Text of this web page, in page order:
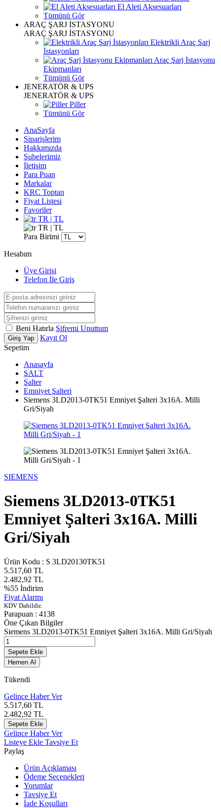
El Aleti Aksesuarları
Tümünü Gör
ARAÇ ŞARJ İSTASYONU
ARAÇ ŞARJ İSTASYONU
Elektrikli Araç Şarj
İstasyonları
Araç Şarj İstasyonu
Ekipmanları
Tümünü Gör
JENERATÖR & UPS
JENERATÖR & UPS
Piller
Tümünü Gör
AnaSayfa
Siparişlerim
Hakkımızda
Şubelerimiz
İletişim
Para Puan
Markalar
KRC Toptan
Fiyat Listesi
Favoriler
TR | TL
TR | TL
Para Birimi
Hesabım
Üye Girişi
Telefon İle Giriş
Beni Hatırla Şifremi Unuttum
Giriş Yap
Kayıt Ol
Sepetim
Anasayfa
ŞALT
Şalter
Emniyet Şalteri
Siemens 3LD2013-0TK51 Emniyet Şalteri 3x16A. Milli
Gri/Siyah
SIEMENS
Siemens 3LD2013-0TK51
Emniyet Şalteri 3x16A. Milli
Gri/Siyah
Ürün Kodu : S 3LD20130TK51
5.517,60 TL
2.482,92 TL
%55 İndirim
Fiyat Alarmı
KDV Dahildir.
Parapuan : 4138
Öne Çıkan Bilgiler
Siemens 3LD2013-0TK51 Emniyet Şalteri 3x16A. Milli Gri/Siyah
Sepete Ekle
Hemen Al
Tükendi
Gelince Haber Ver
5.517,60 TL
2.482,92 TL
Sepete Ekle
Gelince Haber Ver
Listeye Ekle Tavsiye Et
Paylaş
Ürün Açıklaması
Ödeme Seçenekleri
Yorumlar
Tavsiye Et
İade Koşulları